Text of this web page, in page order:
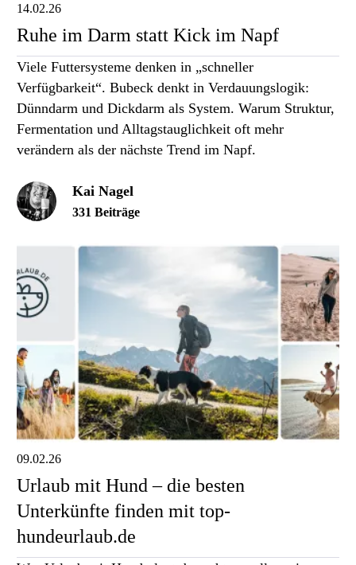
14.02.26
Ruhe im Darm statt Kick im Napf
Viele Futtersysteme denken in „schneller
Verfügbarkeit“. Bubeck denkt in Verdauungslogik:
Dünndarm und Dickdarm als System. Warum Struktur,
Fermentation und Alltagstauglichkeit oft mehr
verändern als der nächste Trend im Napf.
Kai Nagel
331 Beiträge
09.02.26
Urlaub mit Hund – die besten
Unterkünfte finden mit top-
hundeurlaub.de